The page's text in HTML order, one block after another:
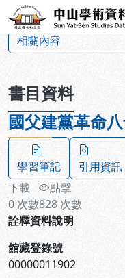
跳到主要內容
中山學術
相關內容
書目資料
國父建黨革命
學習筆記 引用資訊
下載
0 次數
點擊
828 次數
詮釋資料說明
館藏登錄號
00000011902